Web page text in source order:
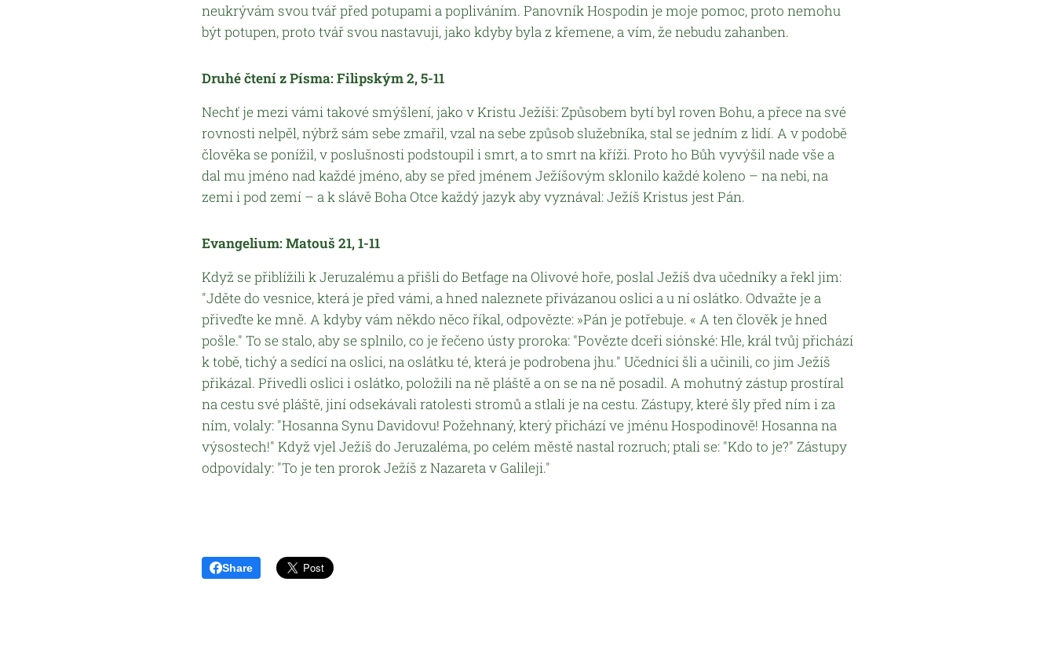
neukrývám svou tvář před potupami a popliváním. Panovník Hospodin je moje pomoc, proto nemohu
být potupen, proto tvář svou nastavuji, jako kdyby byla z křemene, a vím, že nebudu zahanben.
Druhé čtení z Písma: Filipským 2, 5-11
Nechť je mezi vámi takové smýšlení, jako v Kristu Ježíši: Způsobem bytí byl roven Bohu, a přece na své
rovnosti nelpěl, nýbrž sám sebe zmařil, vzal na sebe způsob služebníka, stal se jedním z lidí. A v podobě
člověka se ponížil, v poslušnosti podstoupil i smrt, a to smrt na kříži. Proto ho Bůh vyvýšil nade vše a
dal mu jméno nad každé jméno, aby se před jménem Ježíšovým sklonilo každé koleno – na nebi, na
zemi i pod zemí – a k slávě Boha Otce každý jazyk aby vyznával: Ježíš Kristus jest Pán.
Evangelium: Matouš 21, 1-11
Když se přiblížili k Jeruzalému a přišli do Betfage na Olivové hoře, poslal Ježíš dva učedníky a řekl jim:
"Jděte do vesnice, která je před vámi, a hned naleznete přivázanou oslici a u ní oslátko. Odvažte je a
přiveďte ke mně. A kdyby vám někdo něco říkal, odpovězte: »Pán je potřebuje. « A ten člověk je hned
pošle." To se stalo, aby se splnilo, co je řečeno ústy proroka: "Povězte dceři siónské: Hle, král tvůj přichází
k tobě, tichý a sedící na oslici, na oslátku té, která je podrobena jhu." Učedníci šli a učinili, co jim Ježíš
přikázal. Přivedli oslici i oslátko, položili na ně pláště a on se na ně posadil. A mohutný zástup prostíral
na cestu své pláště, jiní odsekávali ratolesti stromů a stlali je na cestu. Zástupy, které šly před ním i za
ním, volaly: "Hosanna Synu Davidovu! Požehnaný, který přichází ve jménu Hospodinově! Hosanna na
výsostech!" Když vjel Ježíš do Jeruzaléma, po celém městě nastal rozruch; ptali se: "Kdo to je?" Zástupy
odpovídaly: "To je ten prorok Ježíš z Nazareta v Galileji."
Share